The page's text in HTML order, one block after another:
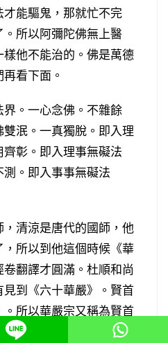
能驅鬼，那就忙不完
所以阿彌陀佛無上醫
他不能治的。佛是萬德
看下面。
。一心念佛。不雜餘
泯。一真獨脫。即入理
彰。即入理事無礙法
。即入事事無礙法
清涼是唐代的國師，他
，所以到他這個時候《華
翻譯才圓滿。杜順和尚
到《六十華嚴》。賢首
。所以華嚴宗又稱為賢首
就見到全部的《華嚴》。